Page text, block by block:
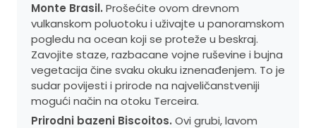
Monte Brasil. Prošećite ovom drevnom
vulkanskom poluotoku i uživajte u panoramskom
pogledu na ocean koji se proteže u beskraj.
Zavojite staze, razbacane vojne ruševine i bujna
vegetacija čine svaku okuku iznenađenjem. To je
sudar povijesti i prirode na najveličanstveniji
mogući način na otoku Terceira.
Prirodni bazeni Biscoitos. Ovi grubi, lavom